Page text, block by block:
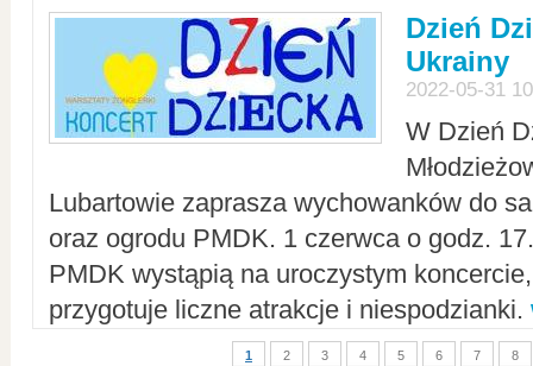
Dzień
Ukrainy
2022-05-31
W Dzień
Lubartowie zaprasza wychowanków do
oraz ogrodu PMDK. 1 czerwca o godz.
PMDK wystąpią na uroczystym
przygotuje liczne atrakcje i niespodzianki.
1 2 3 4 5 6 7 8